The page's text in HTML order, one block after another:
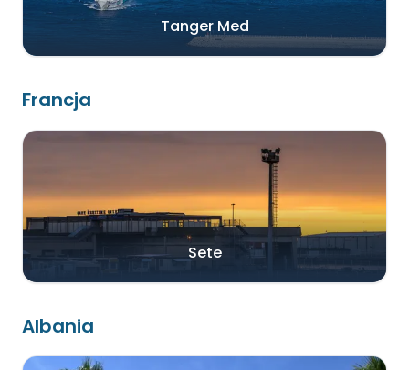
Tanger Med
Francja
Sete
Albania